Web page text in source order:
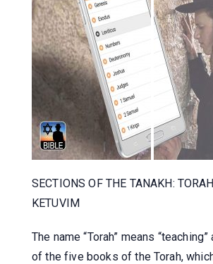
SECTIONS OF THE TANAKH:
KETUVIM
The name “Torah” means
of the five books of the Torah,